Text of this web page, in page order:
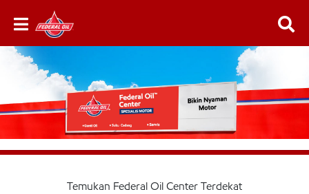
Temukan Federal Oil Center Terdekat